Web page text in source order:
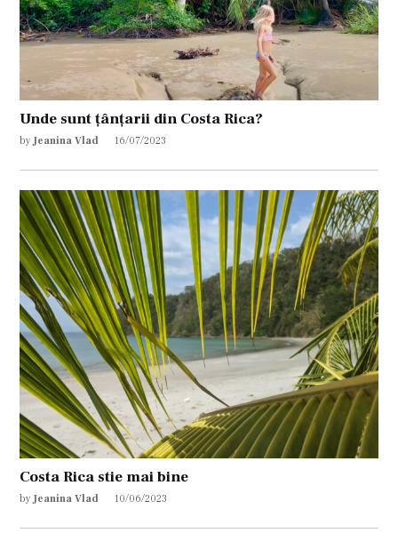
Unde sunt țânțarii din Costa Rica?
by Jeanina Vlad 16/07/2023
Costa Rica stie mai bine
by Jeanina Vlad 10/06/2023